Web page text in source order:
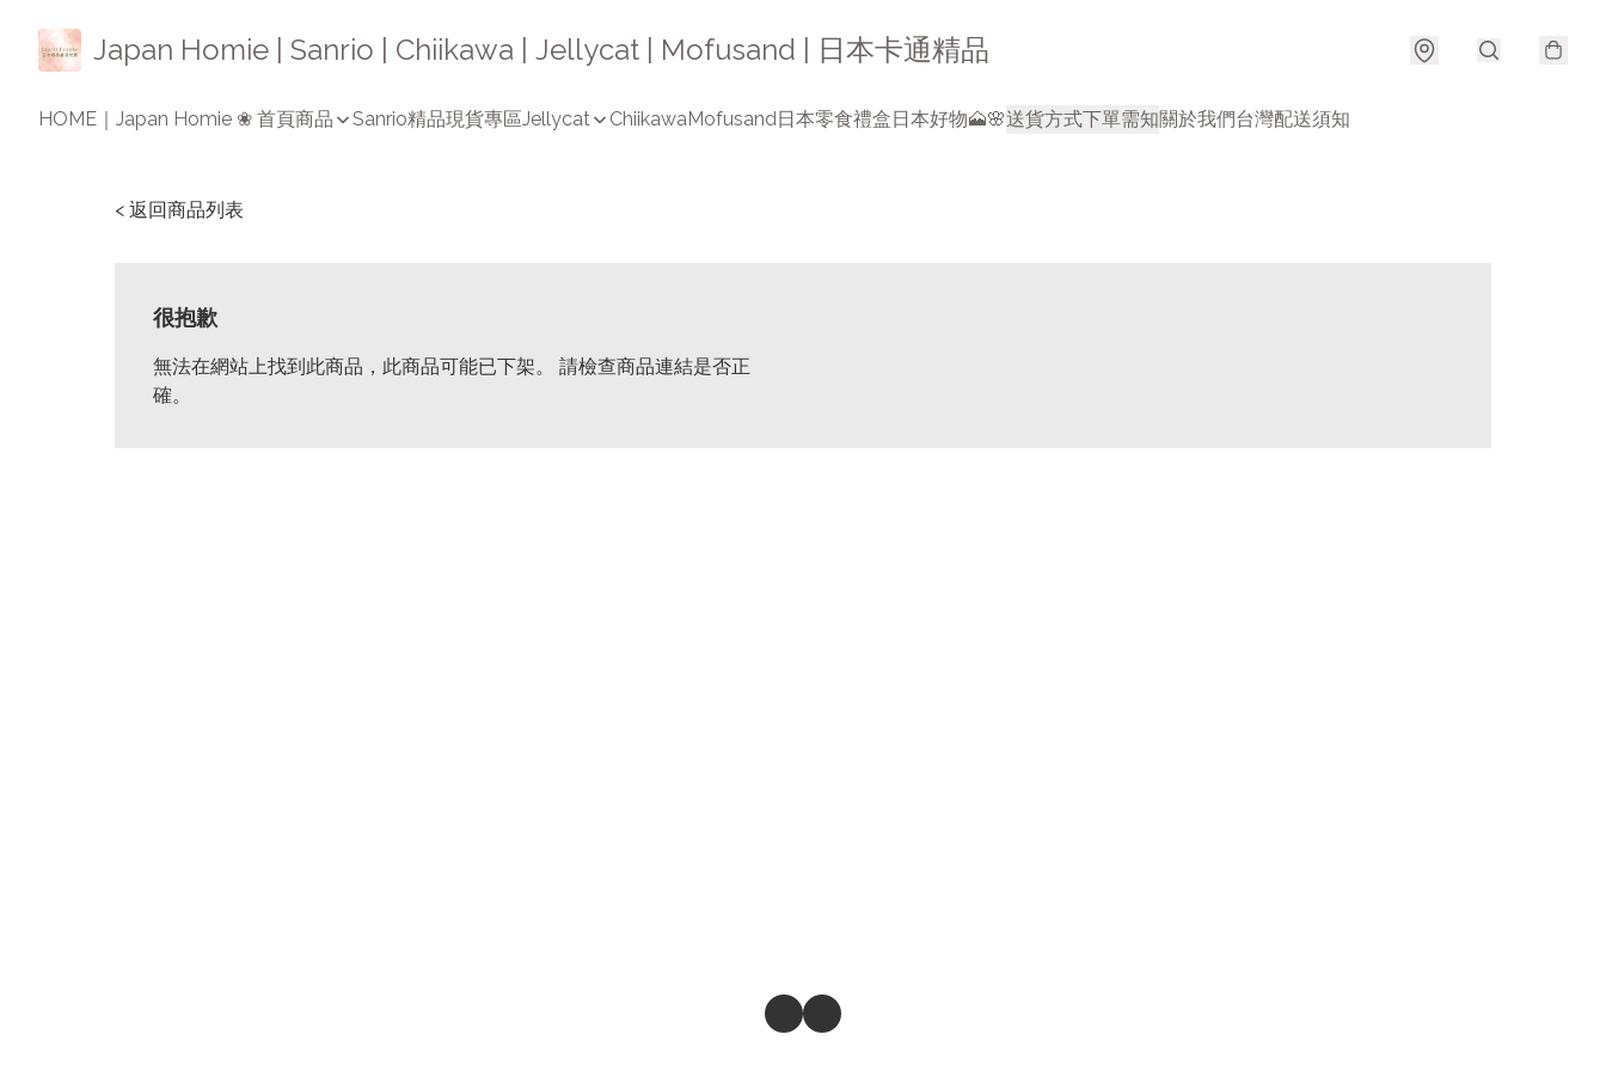
Japan Homie | Sanrio | Chiikawa | Jellycat | Mofusand | 日本卡通精品
HOME｜Japan Homie ❀ 首頁商品 Sanrio精品現貨專區Jellycat ChiikawaMofusand日本零食禮盒日本好物🗻🌸送貨方式下單需知關於我們台灣配送須知
< 返回商品列表
很抱歉
無法在網站上找到此商品，此商品可能已下架。 請檢查商品連結是否正
確。